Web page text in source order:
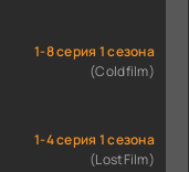
1-8 серия 1 сезона
(Coldfilm)
1-4 серия 1 сезона
(LostFilm)